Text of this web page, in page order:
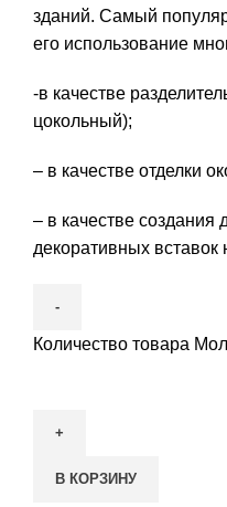
зданий. Самый
его использование
-в качестве
цокольный);
– в качестве отделки
– в качестве создания
декоративных
Количество товара
В КОРЗИНУ